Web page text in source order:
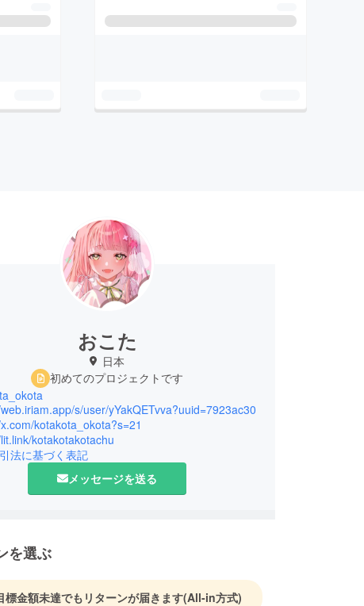
おこた
日本
初めてのプロジェクトです
s/user/yYakQETvva?uuid=7923ac30
kotakota_okota?s=21
kotakotakotachu
法に基づく表記
メッセージを送る
を選ぶ
標金額未達でもリターンが届きます(All-in方式)